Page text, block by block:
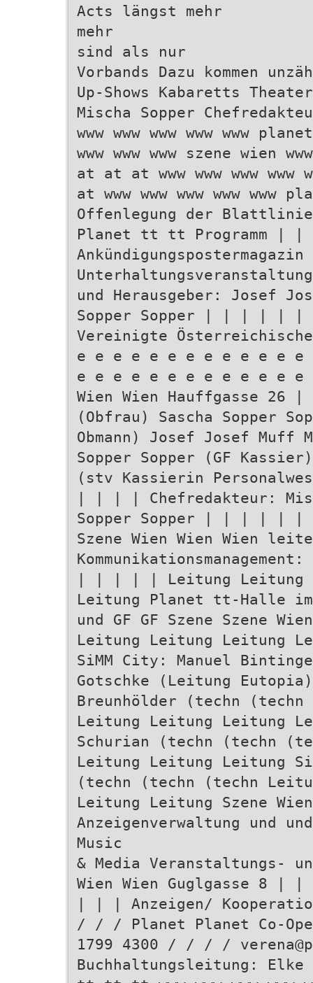
Acts längst mehr
mehr
sind als nur
Vorbands Dazu kommen
Up-Shows Kabaretts
Mischa Sopper
www www www www www
www www www szene wien
at at at www www www
at www www www www
Offenlegung der Blattlinie
Planet tt tt Programm | |
und Herausgeber: Josef
Sopper Sopper | | | | | |
Vereinigte
e e e e e e e e e e e e
e e e e e e e e e e e e e
Wien Wien Hauffgasse
(Obfrau) Sascha Sopper
Obmann) Josef Josef Muff
Sopper Sopper (GF
(stv Kassierin
| | | | Chefredakteur:
Sopper Sopper | | | | | | |
Szene Wien Wien Wien
| | | | | Leitung Leitung
Leitung Planet tt-Halle im
und GF GF Szene Szene
Leitung Leitung Leitung
SiMM City: Manuel
Gotschke (Leitung
Breunhölder (techn
Leitung Leitung Leitung
Schurian (techn (techn
Leitung Leitung Leitung
(techn (techn (techn
Leitung Leitung Szene
Anzeigenverwaltung und
Music
& Media Veranstaltungs-
Wien Wien Guglgasse 8 |
| | | Anzeigen/
/ / / Planet Planet Co-
1799 4300 / / / /
Buchhaltungsleitung: